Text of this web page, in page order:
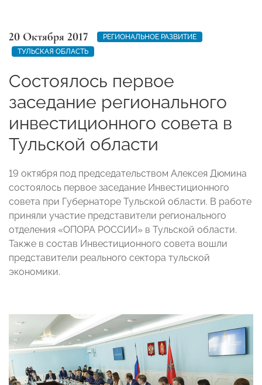
20 Октября 2017
РЕГИОНАЛЬНОЕ РАЗВИТИЕ
ТУЛЬСКАЯ ОБЛАСТЬ
Состоялось первое
заседание регионального
инвестиционного совета в
Тульской области
19 октября под председательством Алексея Дюмина
состоялось первое заседание Инвестиционного
совета при Губернаторе Тульской области. В работе
приняли участие представители регионального
отделения «ОПОРА РОССИИ» в Тульской области.
Также в состав Инвестиционного совета вошли
представители реального сектора тульской
экономики.